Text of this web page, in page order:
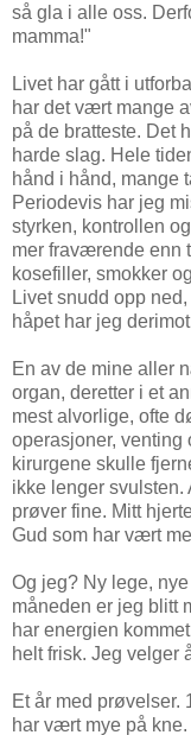
så gla i alle oss.
mamma!"
Livet har gått i
har det vært mange
på de bratteste. Det
harde slag. Hele
hånd i hånd, mange
Periodevis har jeg
styrken, kontrollen
mer fraværende enn
kosefiller, smokker
Livet snudd opp
håpet har jeg
En av de mine aller
organ, deretter i et
mest alvorlige, ofte
operasjoner, venting
kirurgene skulle
ikke lenger svulsten.
prøver fine. Mitt
Gud som har vært
Og jeg? Ny lege,
måneden er jeg blitt
har energien
helt frisk. Jeg velger
Et år med prøvelser.
har vært mye på